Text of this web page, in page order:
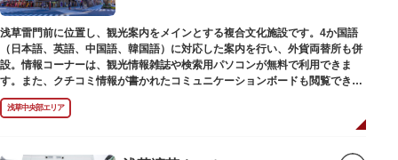
浅草雷門前に位置し、観光案内をメインとする複合文化施設です。4か国語
（日本語、英語、中国語、韓国語）に対応した案内を行い、外貨両替所も併
設。情報コーナーは、観光情報雑誌や検索用パソコンが無料で利用できま
す。また、クチコミ情報が書かれたコミュニケーションボードも閲覧できる
ので、とっておきの旅のヒントを得られるかも。多目的スペースでは、映像
を活用し台東区のみどころやイベント、歴史、文化を紹介。通常、イスが配
浅草中央部エリア